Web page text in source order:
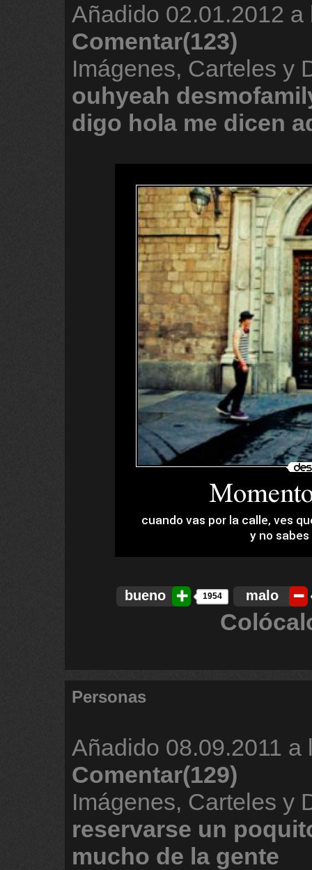
Añadido 02.01.2012 a
Comentar(123)
Imágenes, Carteles y
ouhyeah
digo hola me dicen
bueno 1954 malo
Personas
Añadido 08.09.2011 a
Comentar(129)
Imágenes, Carteles y
reservarse un
mucho de la gente